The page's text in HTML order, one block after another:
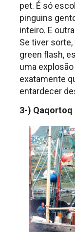
pet. É só
pinguins
inteiro. E
Se tiver
green flash,
uma
exatamente
entardecer
3-) Qaqortoq